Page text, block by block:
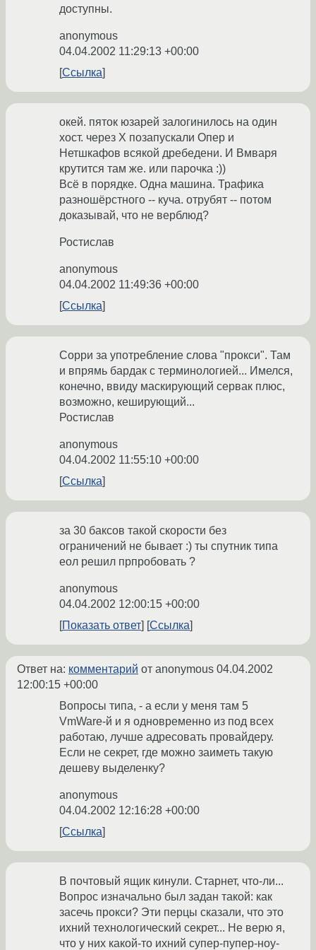
доступны.
anonymous
04.04.2002 11:29:13 +00:00
Ссылка
окей. пяток юзарей залогинилось на один
хост. через Х позапускали Опер и
Нетшкафов всякой дребедени. И Вмваря
крутится там же. или парочка :))
Всё в порядке. Одна машина. Трафика
разношёрстного -- куча. отрубят -- потом
доказывай, что не верблюд?
Ростислав
anonymous
04.04.2002 11:49:36 +00:00
Ссылка
Сорри за употребление слова "прокси". Там
и впрямь бардак с терминологией... Имелся,
конечно, ввиду маскирующий сервак плюс,
возможно, кеширующий...
Ростислав
anonymous
04.04.2002 11:55:10 +00:00
Ссылка
за 30 баксов такой скорости без
ограничений не бывает :) ты спутник типа
еол решил прпробовать ?
anonymous
04.04.2002 12:00:15 +00:00
Показать ответ
Ссылка
Ответ на: комментарий от anonymous 04.04.2002
12:00:15 +00:00
Вопросы типа, - а если у меня там 5
VmWare-й и я одновременно из под всех
работаю, лучше адресовать провайдеру.
Если не секрет, где можно заиметь такую
дешеву выделенку?
anonymous
04.04.2002 12:16:28 +00:00
Ссылка
В почтовый ящик кинули. Старнет, что-ли...
Вопрос изначально был задан такой: как
засечь прокси? Эти перцы сказали, что это
ихний технологический секрет... Не верю я,
что у них какой-то ихний супер-пупер-ноу-